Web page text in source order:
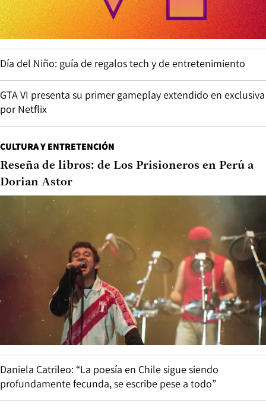
Día del Niño: guía de regalos tech y de entretenimiento
GTA VI presenta su primer gameplay extendido en exclusiva
por Netflix
CULTURA Y ENTRETENCIÓN
Reseña de libros: de Los Prisioneros en Perú a
Dorian Astor
Daniela Catrileo: “La poesía en Chile sigue siendo
profundamente fecunda, se escribe pese a todo”